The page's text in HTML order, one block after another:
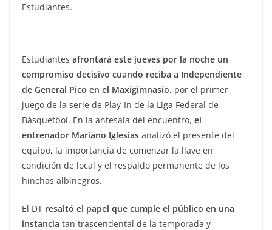
Estudiantes.
Estudiantes afrontará este jueves por la noche un
compromiso decisivo cuando reciba a Independiente
de General Pico en el Maxigimnasio, por el primer
juego de la serie de Play-In de la Liga Federal de
Básquetbol. En la antesala del encuentro, el
entrenador Mariano Iglesias analizó el presente del
equipo, la importancia de comenzar la llave en
condición de local y el respaldo permanente de los
hinchas albinegros.
El DT resaltó el papel que cumple el público en una
instancia tan trascendental de la temporada y